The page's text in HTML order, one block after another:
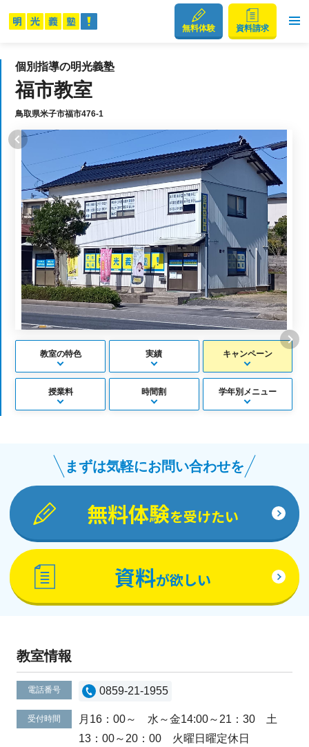
無料体験 資料請求
個別指導の明光義塾
福市教室
鳥取県米子市福市476-1
教室の特色 実績 キャンペーン
授業料 時間割 学年別メニュー
まずは気軽にお問い合わせを
無料体験を受けたい
資料が欲しい
教室情報
電話番号 0859-21-1955
受付時間
月16：00～ 水～金14:00～21：30 土
13：00～20：00 火曜日曜定休日